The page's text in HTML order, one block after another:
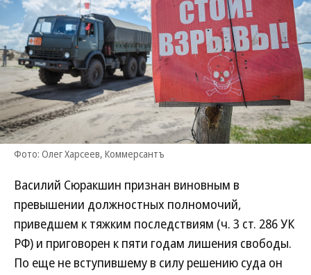
Фото: Олег Харсеев, Коммерсантъ
Василий Сюракшин признан виновным в
превышении должностных полномочий,
приведшем к тяжким последствиям (ч. 3 ст. 286 УК
РФ) и приговорен к пяти годам лишения свободы.
По еще не вступившему в силу решению суда он